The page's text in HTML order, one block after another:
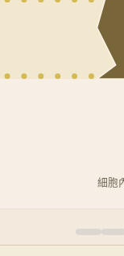
細胞